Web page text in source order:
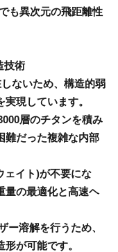
も異次元の飛距離性
技術
ないため、構造的弱
現しています。
層のチタンを積み
難だった複雑な内部
ェイト)が不要にな
量の最適化と高速ヘ
ー溶解を行うため、
が可能です。